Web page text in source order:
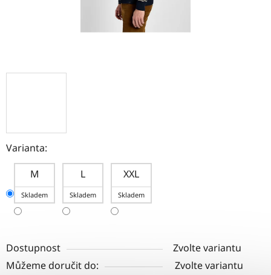
Varianta:
M
Skladem
L
Skladem
XXL
Skladem
Dostupnost
Zvolte variantu
Můžeme doručit do:
Zvolte variantu